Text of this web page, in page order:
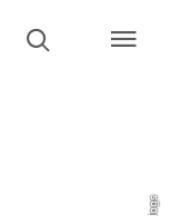
springen
springen
springen
springen
Warenkorb öffnen
Suche öffnen